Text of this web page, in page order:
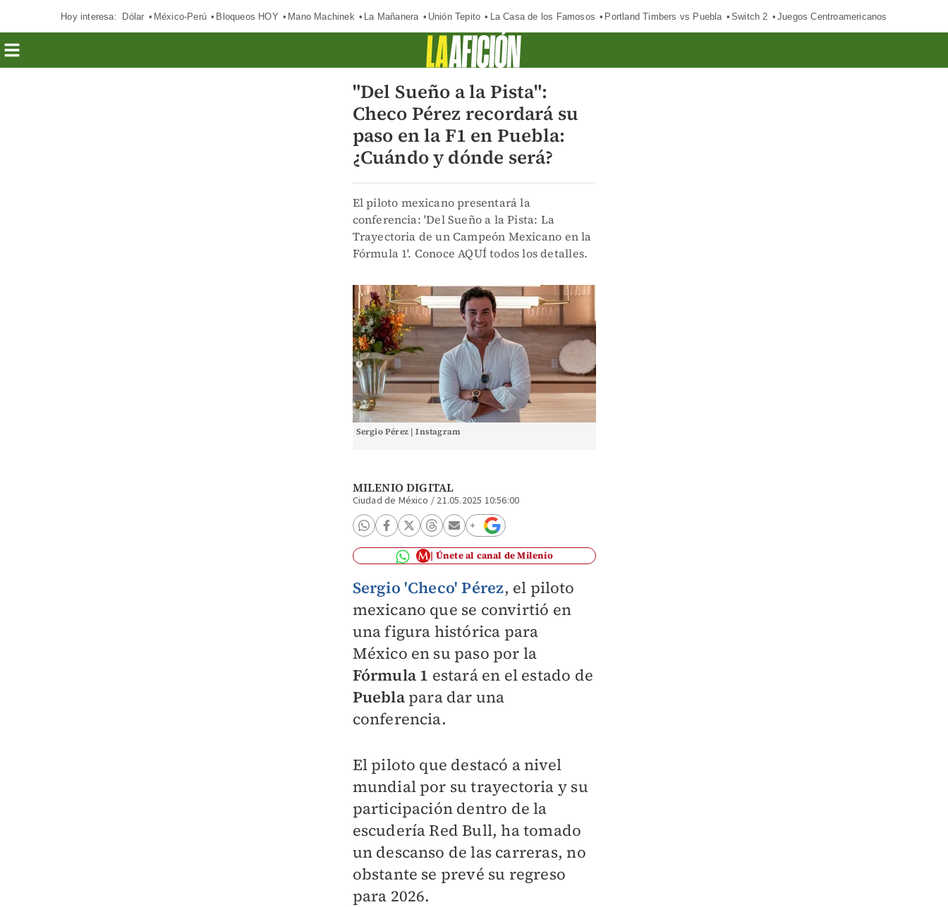
Hoy interesa: Dólar México-Perú Bloqueos HOY Mano Machinek La Mañanera Unión Tepito La Casa de los Famosos Portland Timbers vs Puebla Switch 2 Juegos Centroamericanos
"Del Sueño a la Pista":
Checo Pérez recordará su
paso en la F1 en Puebla:
¿Cuándo y dónde será?
El piloto mexicano presentará la
conferencia: 'Del Sueño a la Pista: La
Trayectoria de un Campeón Mexicano en la
Fórmula 1'. Conoce AQUÍ todos los detalles.
Sergio Pérez | Instagram
MILENIO DIGITAL
Ciudad de México / 21.05.2025 10:56:00
Únete al canal de Milenio
Sergio 'Checo' Pérez, el piloto
mexicano que se convirtió en
una figura histórica para
México en su paso por la
Fórmula 1 estará en el estado de
Puebla para dar una
conferencia.
El piloto que destacó a nivel
mundial por su trayectoria y su
participación dentro de la
escudería Red Bull, ha tomado
un descanso de las carreras, no
obstante se prevé su regreso
para 2026.